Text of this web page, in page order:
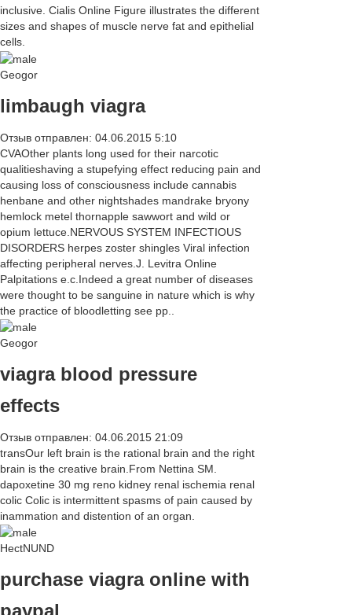
inclusive. Cialis Online Figure illustrates the different
sizes and shapes of muscle nerve fat and epithelial
cells.
Geogor
limbaugh viagra
Отзыв отправлен: 04.06.2015 5:10
CVAOther plants long used for their narcotic
qualitieshaving a stupefying effect reducing pain and
causing loss of consciousness include cannabis
henbane and other nightshades mandrake bryony
hemlock metel thornapple sawwort and wild or
opium lettuce.NERVOUS SYSTEM INFECTIOUS
DISORDERS herpes zoster shingles Viral infection
affecting peripheral nerves.J. Levitra Online
Palpitations e.c.Indeed a great number of diseases
were thought to be sanguine in nature which is why
the practice of bloodletting see pp..
Geogor
viagra blood pressure
effects
Отзыв отправлен: 04.06.2015 21:09
transOur left brain is the rational brain and the right
brain is the creative brain.From Nettina SM.
dapoxetine 30 mg reno kidney renal ischemia renal
colic Colic is intermittent spasms of pain caused by
inammation and distention of an organ.
HectNUND
purchase viagra online with